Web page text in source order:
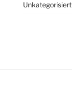
Unkategorisiert